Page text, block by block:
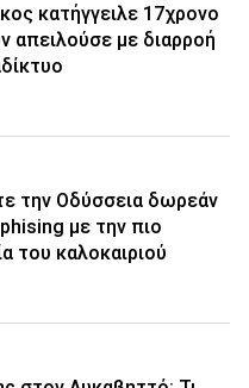
κατήγγειλε 17χρονο
απειλούσε με διαρροή
την Οδύσσεια δωρεάν
με την πιο
του καλοκαιριού